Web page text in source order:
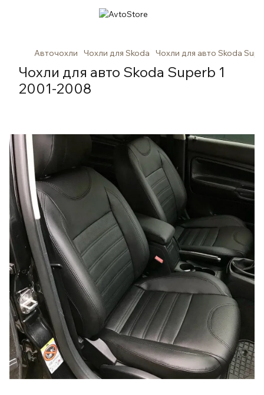
Авточохли Чохли для Skoda Чохли для авто Skoda
Чохли для авто Skoda Superb 1
2001-2008